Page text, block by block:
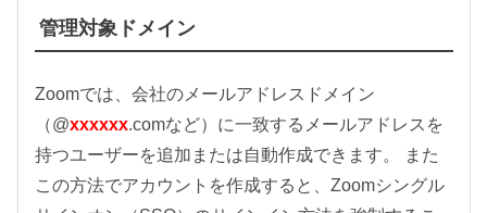
管理対象ドメイン
Zoomでは、会社のメールアドレスドメイン
（@xxxxxx.comなど）に一致するメールアドレスを
持つユーザーを追加または自動作成できます。 また
この方法でアカウントを作成すると、Zoomシングル